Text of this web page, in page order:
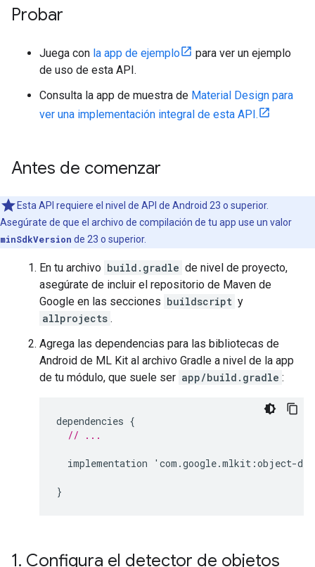
Probar
Juega con la app de ejemplo
para ver un ejemplo
de uso de esta API.
Consulta la app de muestra de Material Design para
ver una implementación integral de esta API.
Antes de comenzar
Esta API requiere el nivel de API de Android 23 o superior.
Asegúrate de que el archivo de compilación de tu app use un valor
minSdkVersion de 23 o superior.
En tu archivo build.gradle de nivel de proyecto,
asegúrate de incluir el repositorio de Maven de
Google en las secciones buildscript y
allprojects .
Agrega las dependencias para las bibliotecas de
Android de ML Kit al archivo Gradle a nivel de la app
de tu módulo, que suele ser app/build.gradle :
dependencies {
// ...
implementation ' com .google.mlkit :object-
}
1. Configura el detector de objetos